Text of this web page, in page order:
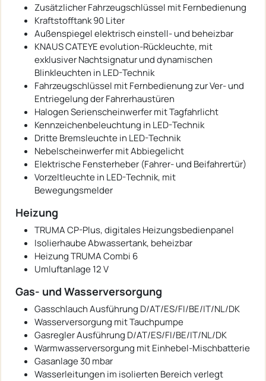
Zusätzlicher Fahrzeugschlüssel mit Fernbedienung
Kraftstofftank 90 Liter
Außenspiegel elektrisch einstell- und beheizbar
KNAUS CATEYE evolution-Rückleuchte, mit
exklusiver Nachtsignatur und dynamischen
Blinkleuchten in LED-Technik
Fahrzeugschlüssel mit Fernbedienung zur Ver- und
Entriegelung der Fahrerhaustüren
Halogen Serienscheinwerfer mit Tagfahrlicht
Kennzeichenbeleuchtung in LED-Technik
Dritte Bremsleuchte in LED-Technik
Nebelscheinwerfer mit Abbiegelicht
Elektrische Fensterheber (Fahrer- und Beifahrertür)
Vorzeltleuchte in LED-Technik, mit
Bewegungsmelder
Heizung
TRUMA CP-Plus, digitales Heizungsbedienpanel
Isolierhaube Abwassertank, beheizbar
Heizung TRUMA Combi 6
Umluftanlage 12 V
Gas- und Wasserversorgung
Gasschlauch Ausführung D/AT/ES/FI/BE/IT/NL/DK
Wasserversorgung mit Tauchpumpe
Gasregler Ausführung D/AT/ES/FI/BE/IT/NL/DK
Warmwasserversorgung mit Einhebel-Mischbatterie
Gasanlage 30 mbar
Wasserleitungen im isolierten Bereich verlegt